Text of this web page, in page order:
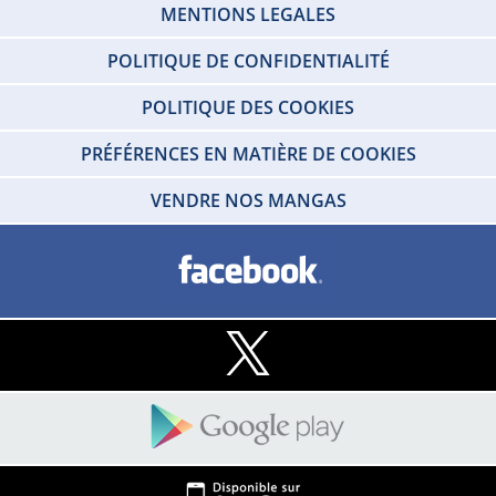
MENTIONS LEGALES
POLITIQUE DE CONFIDENTIALITÉ
POLITIQUE DES COOKIES
PRÉFÉRENCES EN MATIÈRE DE COOKIES
VENDRE NOS MANGAS